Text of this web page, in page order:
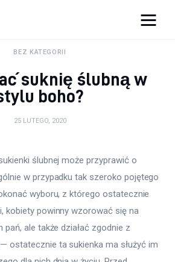
BEZ KATEGORII
suknię ślubną w
boho?
25 LUTEGO, 2020
ślubnej może przyprawić o
w przypadku tak szeroko pojętego
wyboru, z którego ostatecznie
kobiety powinny wzorować się na
ale także działać zgodnie z
ostatecznie ta sukienka ma służyć im